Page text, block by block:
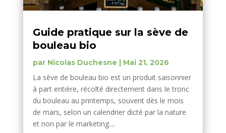
Guide pratique sur la sève de
bouleau bio
par Nicolas Duchesne | Mai 21, 2026
La sève de bouleau bio est un produit saisonnier
à part entière, récolté directement dans le tronc
du bouleau au printemps, souvent dès le mois
de mars, selon un calendrier dicté par la nature
et non par le marketing....